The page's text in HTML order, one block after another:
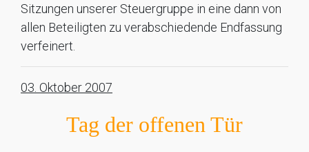
Sitzungen unserer Steuergruppe in eine dann von
allen Beteiligten zu verabschiedende Endfassung
verfeinert.
03. Oktober 2007
Tag der offenen Tür